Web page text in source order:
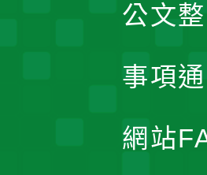
公文
事項
網站